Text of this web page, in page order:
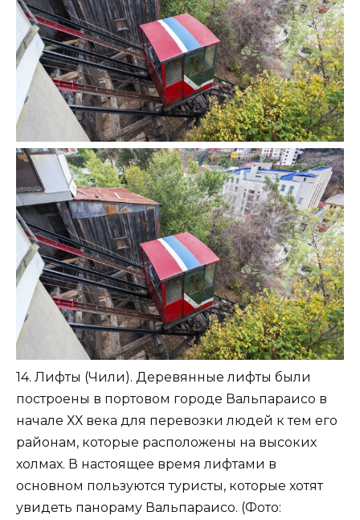
14. Лифты (Чили). Деревянные лифты были
построены в портовом городе Вальпараисо в
начале ХХ века для перевозки людей к тем его
районам, которые расположены на высоких
холмах. В настоящее время лифтами в
основном пользуются туристы, которые хотят
увидеть панораму Вальпараисо. (Фото: